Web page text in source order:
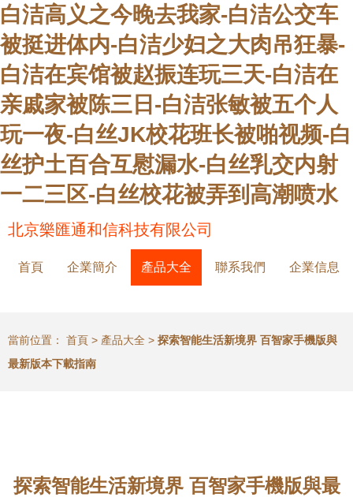
白洁高义之今晚去我家-白洁公交车
被挺进体内-白洁少妇之大肉吊狂暴-
白洁在宾馆被赵振连玩三天-白洁在
亲戚家被陈三日-白洁张敏被五个人
玩一夜-白丝JK校花班长被啪视频-白
丝护土百合互慰漏水-白丝乳交内射
一二三区-白丝校花被弄到高潮喷水
北京樂匯通和信科技有限公司
首頁 企業簡介 產品大全 聯系我們 企業信息
當前位置： 首頁 > 產品大全 > 探索智能生活新境界 百智家手機版與
最新版本下載指南
探索智能生活新境界 百智家手機版與最